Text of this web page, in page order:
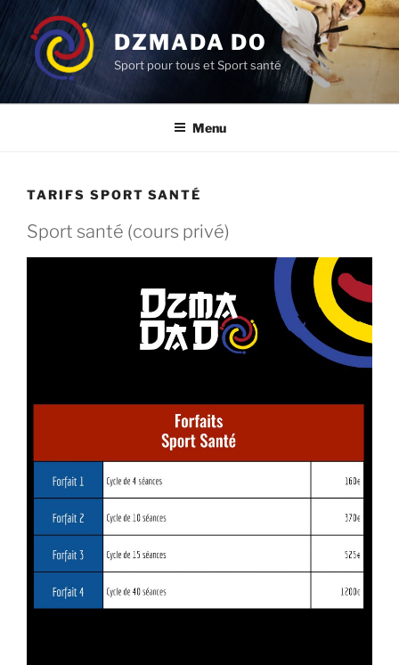
Aller
au
contenu
principal
DZMADA DO
Sport pour tous et Sport santé
Menu
TARIFS SPORT SANTÉ
Sport santé (cours privé)